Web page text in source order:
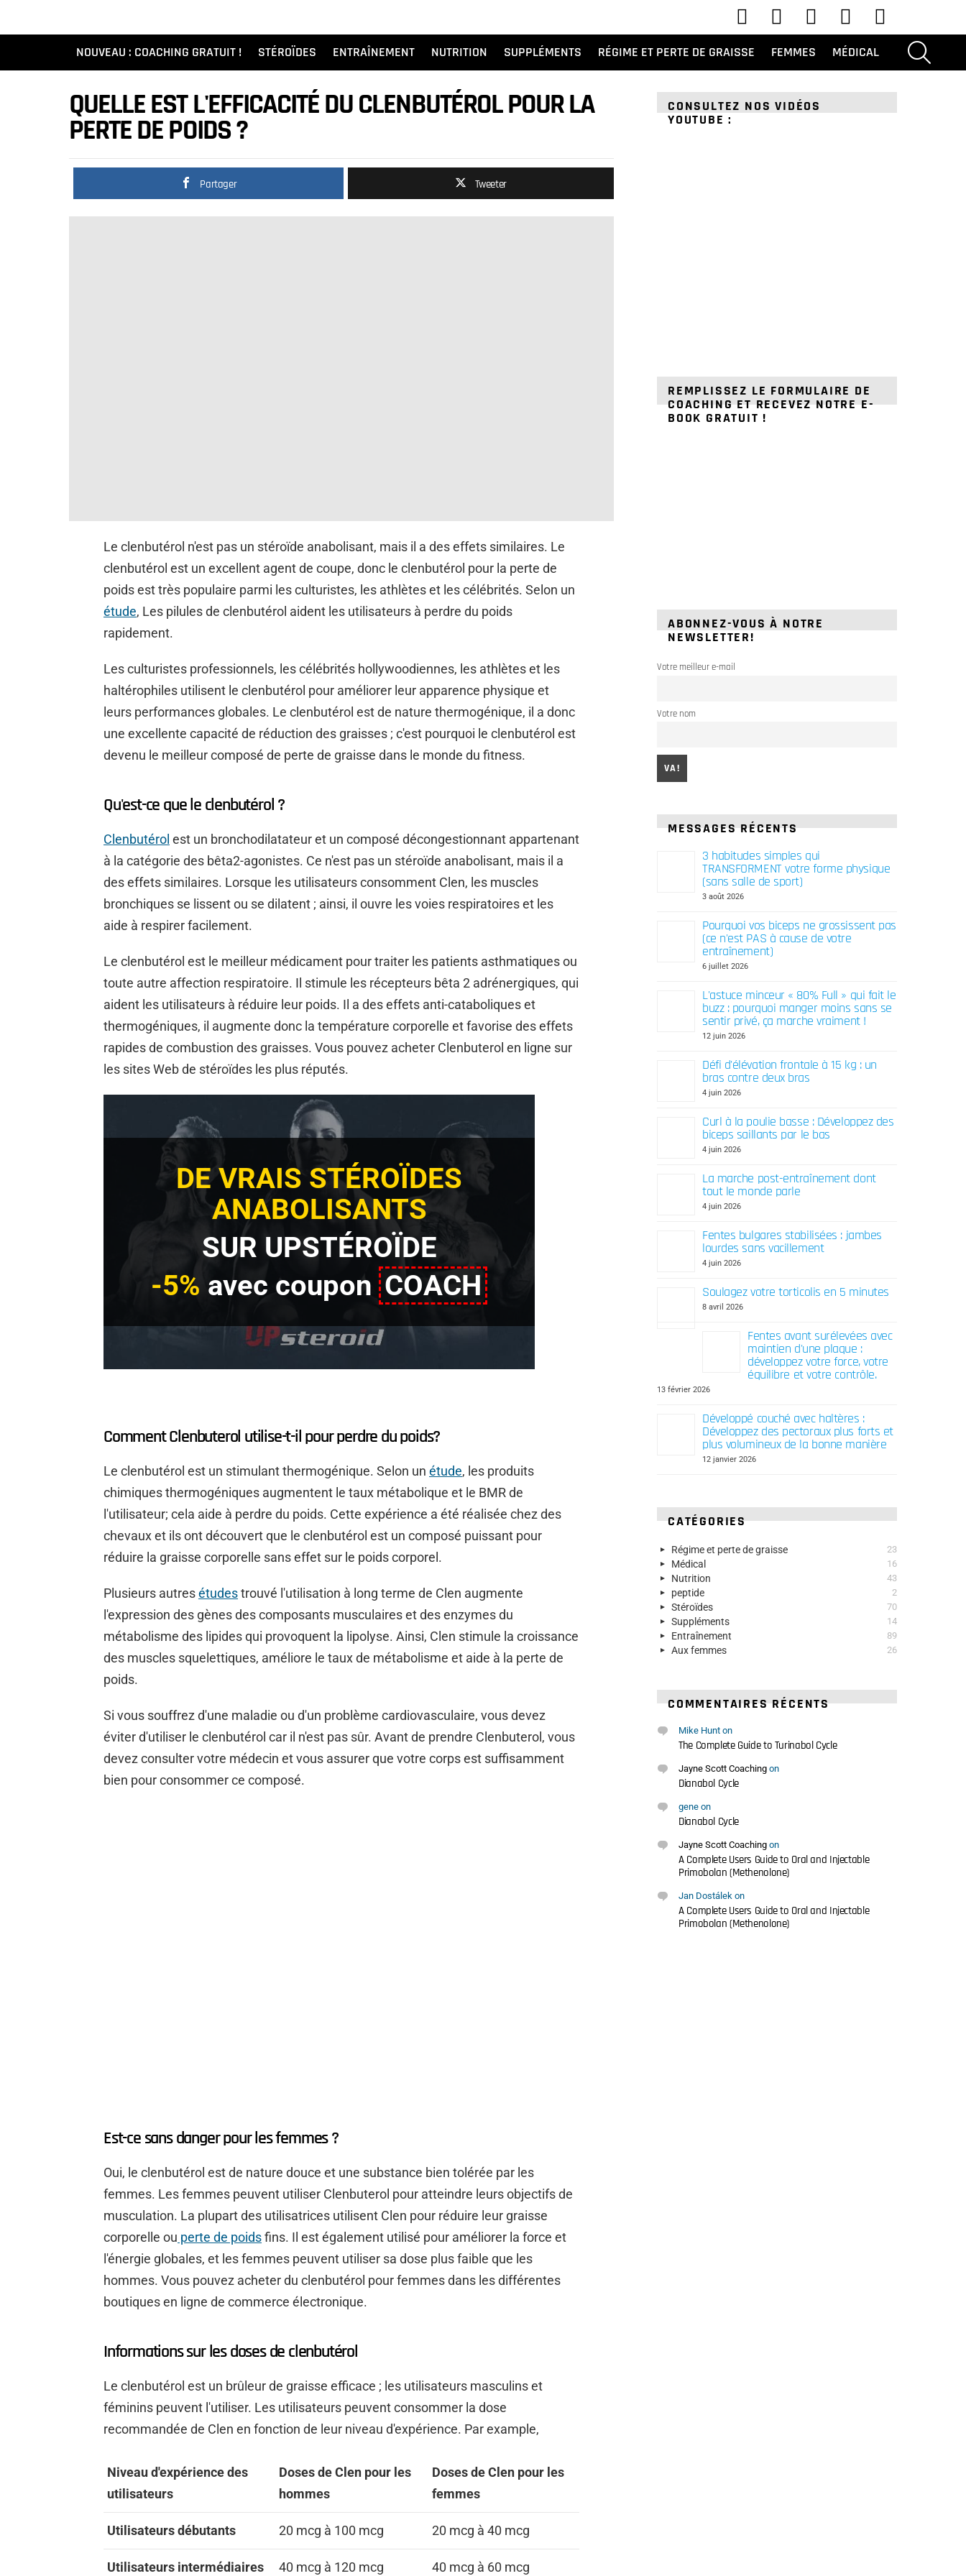
NOUVEAU : COACHING GRATUIT ! STÉROÏDES ENTRAÎNEMENT NUTRITION SUPPLÉMENTS RÉGIME ET PERTE DE GRAISSE FEMMES MÉDICAL
QUELLE EST L'EFFICACITÉ DU CLENBUTÉROL POUR LA
PERTE DE POIDS ?
Partager Tweeter
Le clenbutérol n'est pas un stéroïde anabolisant, mais il a des effets similaires. Le
clenbutérol est un excellent agent de coupe, donc le clenbutérol pour la perte de
poids est très populaire parmi les culturistes, les athlètes et les célébrités. Selon un
étude, Les pilules de clenbutérol aident les utilisateurs à perdre du poids
rapidement.
Les culturistes professionnels, les célébrités hollywoodiennes, les athlètes et les
haltérophiles utilisent le clenbutérol pour améliorer leur apparence physique et
leurs performances globales. Le clenbutérol est de nature thermogénique, il a donc
une excellente capacité de réduction des graisses ; c'est pourquoi le clenbutérol est
devenu le meilleur composé de perte de graisse dans le monde du fitness.
Qu'est-ce que le clenbutérol ?
Clenbutérol est un bronchodilatateur et un composé décongestionnant appartenant
à la catégorie des bêta2-agonistes. Ce n'est pas un stéroïde anabolisant, mais il a
des effets similaires. Lorsque les utilisateurs consomment Clen, les muscles
bronchiques se lissent ou se dilatent ; ainsi, il ouvre les voies respiratoires et les
aide à respirer facilement.
Le clenbutérol est le meilleur médicament pour traiter les patients asthmatiques ou
toute autre affection respiratoire. Il stimule les récepteurs bêta 2 adrénergiques, qui
aident les utilisateurs à réduire leur poids. Il a des effets anti-cataboliques et
thermogéniques, il augmente donc la température corporelle et favorise des effets
rapides de combustion des graisses. Vous pouvez acheter Clenbuterol en ligne sur
les sites Web de stéroïdes les plus réputés.
DE VRAIS STÉROÏDES
ANABOLISANTS
SUR UPSTÉROÏDE
-5% avec coupon COACH
Comment Clenbuterol utilise-t-il pour perdre du poids?
Le clenbutérol est un stimulant thermogénique. Selon un étude, les produits
chimiques thermogéniques augmentent le taux métabolique et le BMR de
l'utilisateur; cela aide à perdre du poids. Cette expérience a été réalisée chez des
chevaux et ils ont découvert que le clenbutérol est un composé puissant pour
réduire la graisse corporelle sans effet sur le poids corporel.
Plusieurs autresétudestrouvé l'utilisation à long terme de Clen augmente
l'expression des gènes des composants musculaires et des enzymes du
métabolisme des lipides qui provoquent la lipolyse. Ainsi, Clen stimule la croissance
des muscles squelettiques, améliore le taux de métabolisme et aide à la perte de
poids.
Si vous souffrez d'une maladie ou d'un problème cardiovasculaire, vous devez
éviter d'utiliser le clenbutérol car il n'est pas sûr. Avant de prendre Clenbuterol, vous
devez consulter votre médecin et vous assurer que votre corps est suffisamment
bien pour consommer ce composé.
Est-ce sans danger pour les femmes ?
Oui, le clenbutérol est de nature douce et une substance bien tolérée par les
femmes. Les femmes peuvent utiliser Clenbuterol pour atteindre leurs objectifs de
musculation. La plupart des utilisatrices utilisent Clen pour réduire leur graisse
corporelle ou perte de poidsfins. Il est également utilisé pour améliorer la force et
l'énergie globales, et les femmes peuvent utiliser sa dose plus faible que les
hommes. Vous pouvez acheter du clenbutérol pour femmes dans les différentes
boutiques en ligne de commerce électronique.
Informations sur les doses de clenbutérol
Le clenbutérol est un brûleur de graisse efficace ; les utilisateurs masculins et
féminins peuvent l'utiliser. Les utilisateurs peuvent consommer la dose
recommandée de Clen en fonction de leur niveau d'expérience. Par example,
Niveau d'expérience des
utilisateurs
Doses de Clen pour les
hommes
Doses de Clen pour les
femmes
Utilisateurs débutants 20 mcg à 100 mcg 20 mcg à 40 mcg
Utilisateurs intermédiaires 40 mcg à 120 mcg 40 mcg à 60 mcg
CONSULTEZ NOS VIDÉOS
YOUTUBE :
REMPLISSEZ LE FORMULAIRE DE
COACHING ET RECEVEZ NOTRE E-
BOOK GRATUIT !
ABONNEZ-VOUS À NOTRE
NEWSLETTER!
Votre meilleur e-mail
Votre nom
MESSAGES RÉCENTS
3 habitudes simples qui
TRANSFORMENT votre forme physique
(sans salle de sport)
3 août 2026
Pourquoi vos biceps ne grossissent pas
(ce n'est PAS à cause de votre
entraînement)
6 juillet 2026
L'astuce minceur « 80% Full » qui fait le
buzz : pourquoi manger moins sans se
sentir privé, ça marche vraiment !
12 juin 2026
Défi d'élévation frontale à 15 kg : un
bras contre deux bras
4 juin 2026
Curl à la poulie basse : Développez des
biceps saillants par le bas
4 juin 2026
La marche post-entraînement dont
tout le monde parle
4 juin 2026
Fentes bulgares stabilisées : jambes
lourdes sans vacillement
4 juin 2026
Soulagez votre torticolis en 5 minutes
8 avril 2026
Fentes avant surélevées avec
maintien d'une plaque :
développez votre force, votre
équilibre et votre contrôle.
13 février 2026
Développé couché avec haltères :
Développez des pectoraux plus forts et
plus volumineux de la bonne manière
12 janvier 2026
CATÉGORIES
Régime et perte de graisse 23
Médical 16
Nutrition 43
peptide 2
Stéroïdes 70
Suppléments 14
Entraînement 89
Aux femmes 26
COMMENTAIRES RÉCENTS
Mike Hunt on
The Complete Guide to Turinabol Cycle
Jayne Scott Coaching on
Dianabol Cycle
gene on
Dianabol Cycle
Jayne Scott Coaching on
A Complete Users Guide to Oral and Injectable
Primobolan (Methenolone)
Jan Dostálek on
A Complete Users Guide to Oral and Injectable
Primobolan (Methenolone)